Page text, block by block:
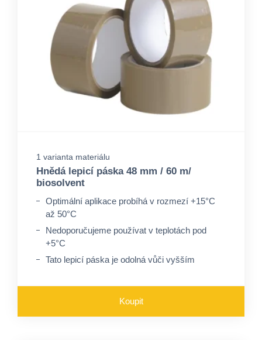
1 varianta materiálu
Hnědá lepicí páska 48 mm / 60 m/
biosolvent
Optimální aplikace probíhá v rozmezí +15°C
až 50°C
Nedoporučujeme používat v teplotách pod
+5°C
Tato lepicí páska je odolná vůči vyšším
Koupit